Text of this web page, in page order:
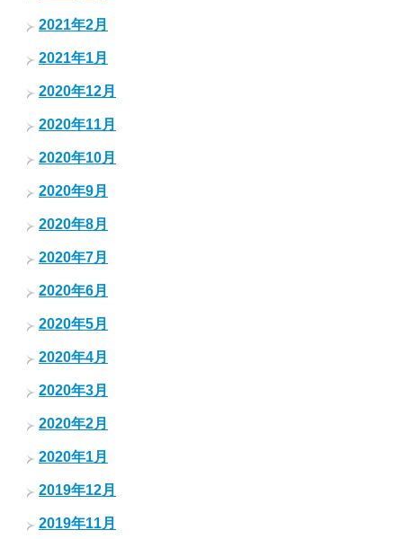
2021年2月
2021年1月
2020年12月
2020年11月
2020年10月
2020年9月
2020年8月
2020年7月
2020年6月
2020年5月
2020年4月
2020年3月
2020年2月
2020年1月
2019年12月
2019年11月